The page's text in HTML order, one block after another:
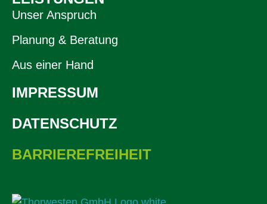
Unser Anspruch
Planung & Beratung
Aus einer Hand
IMPRESSUM
DATENSCHUTZ
BARRIEREFREIHEIT